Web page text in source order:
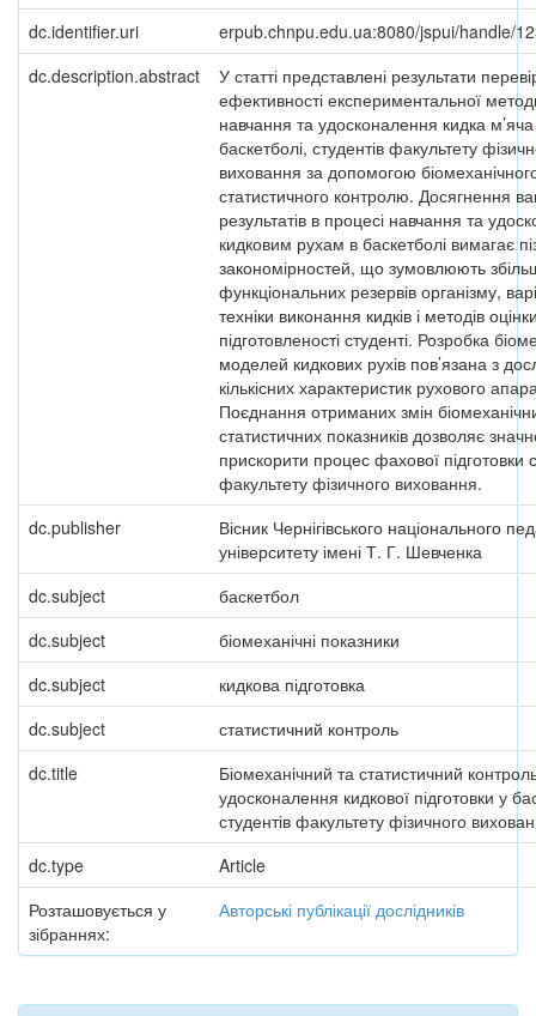
dc.identifier.uri
erpub.chnpu.edu.ua:8080/jspui/handle/
dc.description.abstract
У статті представлені результати
ефективності експериментальної
навчання та удосконалення кидка
баскетболі, студентів факультету
виховання за допомогою
статистичного контролю. Досягнення
результатів в процесі навчання та
кидковим рухам в баскетболі вимагає
закономірностей, що зумовлюють
функціональних резервів організму,
техніки виконання кидків і методів
підготовленості студенті. Розробка
моделей кидкових рухів пов’язана з
кількісних характеристик рухового
Поєднання отриманих змін
статистичних показників дозволяє
прискорити процес фахової підготовки
факультету фізичного виховання.
dc.publisher
Вісник Чернігівського національного
університету імені Т. Г. Шевченка
dc.subject
баскетбол
dc.subject
біомеханічні показники
dc.subject
кидкова підготовка
dc.subject
статистичний контроль
dc.title
Біомеханічний та статистичний
удосконалення кидкової підготовки у
студентів факультету фізичного
dc.type
Article
Розташовується у
зібраннях:
Авторські публікації дослідників